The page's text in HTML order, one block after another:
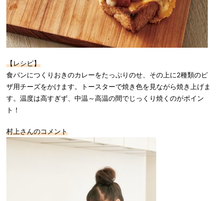
【レシピ】
食パンにつくりおきのカレーをたっぷりのせ、その上に2種類のピ
ザ用チーズをかけます。トースターで焼き色を見ながら焼き上げま
す。温度は高すぎず、中温～高温の間でじっくり焼くのがポイン
ト！
村上さんのコメント